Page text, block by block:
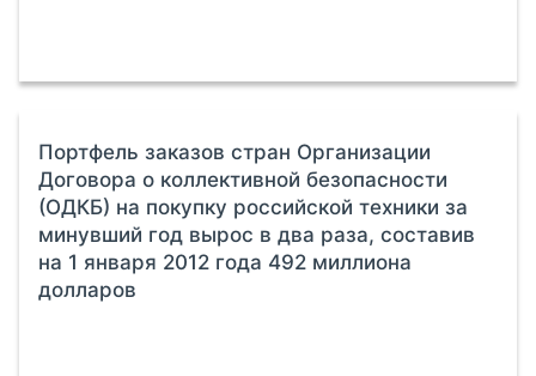
Портфель заказов стран Организации
Договора о коллективной безопасности
(ОДКБ) на покупку российской техники за
минувший год вырос в два раза, составив
на 1 января 2012 года 492 миллиона
долларов